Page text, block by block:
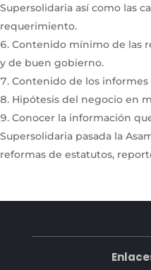
Supersolidaria así como las
requerimiento.
Contenido mínimo de las
y de buen gobierno.
Contenido de los
Hipótesis del negocio en
Conocer la información
Supersolidaria pasada la
reformas de estatutos,